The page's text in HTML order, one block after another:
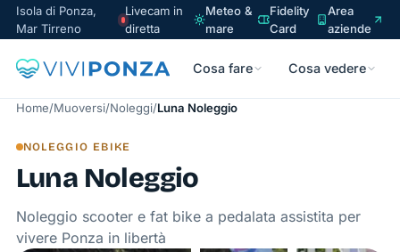
Isola di Ponza,
Mar Tirreno
Livecam in
diretta
Meteo &
mare
Fidelity
Card
Area
aziende
Cosa fare Cosa vedere
Home/Muoversi/Noleggi/Luna Noleggio
NOLEGGIO EBIKE
Luna Noleggio
Noleggio scooter e fat bike a pedalata assistita per
vivere Ponza in libertà